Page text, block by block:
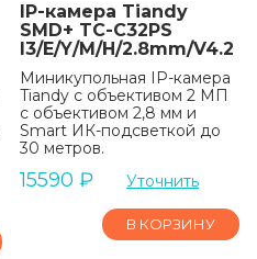
IP-камера Tiandy
SMD+ TC-C32PS
I3/E/Y/M/H/2.8mm/V4.2
Миникупольная IP-камера
Tiandy с объективом 2 МП
с объективом 2,8 мм и
Smart ИК-подсветкой до
30 метров.
15590 ₽ Уточнить
В КОРЗИНУ